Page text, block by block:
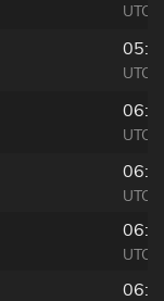
UTC-
UTC-